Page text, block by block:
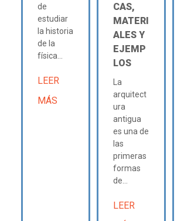
de
estudiar
la historia
de la
física...
LEER
MÁS
CAS,
MATERI
ALES Y
EJEMP
LOS
La
arquitect
ura
antigua
es una de
las
primeras
formas
de...
LEER